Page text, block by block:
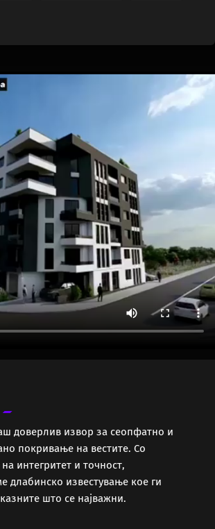
доверлив извор за сеопфатно и
покривање на вестите. Со
интегритет и точност,
длабинско известување кое ги
што се најважни.